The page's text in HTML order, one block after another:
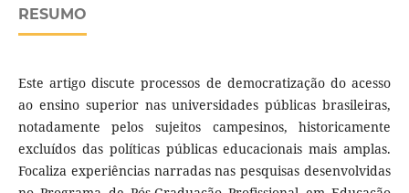
RESUMO
Este artigo discute processos de democratização do acesso
ao ensino superior nas universidades públicas brasileiras,
notadamente pelos sujeitos campesinos, historicamente
excluídos das políticas públicas educacionais mais amplas.
Focaliza experiências narradas nas pesquisas desenvolvidas